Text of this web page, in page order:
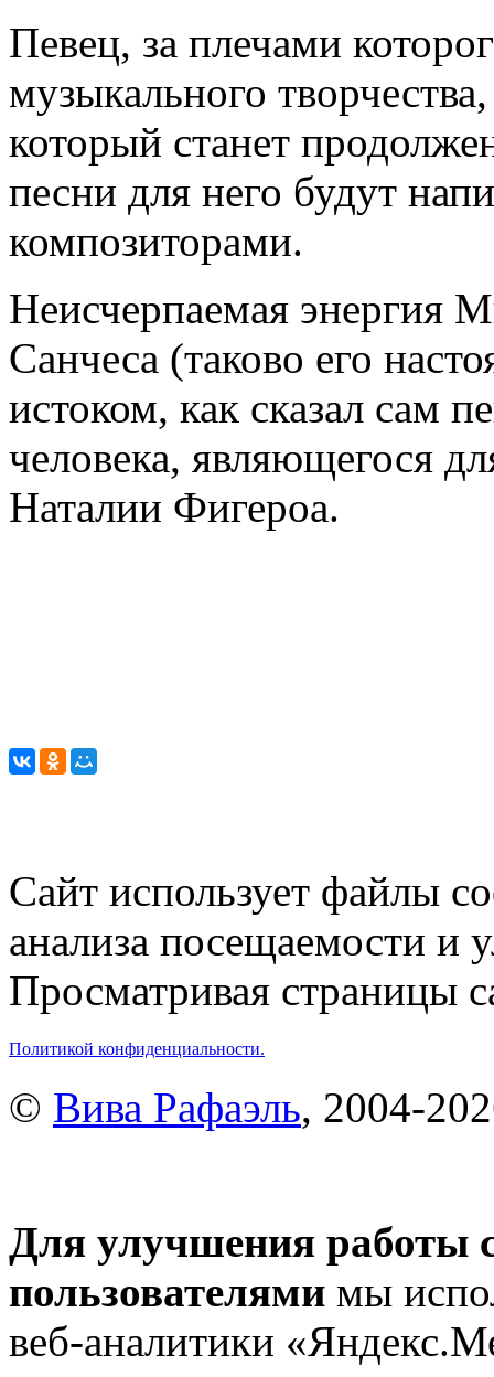
Певец, за плечами
музыкального
который станет
песни для него будут
композиторами.
Неисчерпаемая энергия
Санчеса (таково его
истоком, как сказал сам
человека, являющегося
Наталии Фигероа.
Сайт использует файлы
анализа посещаемости и
Просматривая страницы
Политикой конфиденциальности.
© Вива Рафаэль, 2004-
Для улучшения работы
пользователями мы
веб-аналитики